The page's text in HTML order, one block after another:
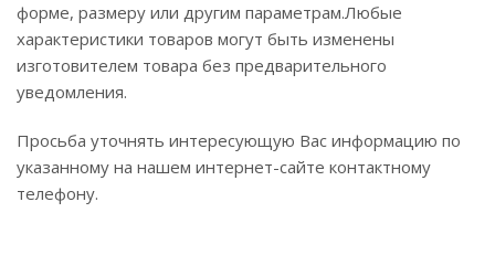
форме, размеру или другим параметрам.Любые
характеристики товаров могут быть изменены
изготовителем товара без предварительного
уведомления.
Просьба уточнять интересующую Вас информацию по
указанному на нашем интернет-сайте контактному
телефону.